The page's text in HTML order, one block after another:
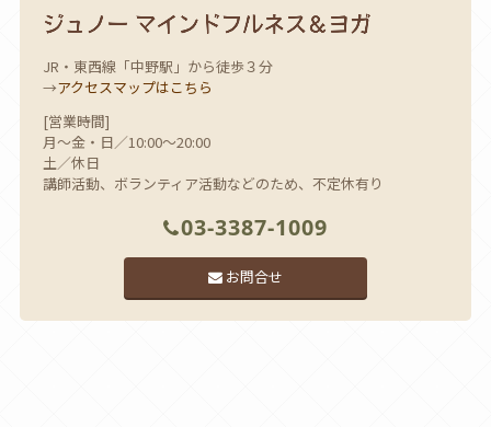
JR・東西線「中野駅」から徒歩３分
→アクセスマップはこちら
[営業時間]
月～金・日／10:00～20:00
土／休日
講師活動、ボランティア活動などのため、不定休有り
03-3387-1009
お問合せ